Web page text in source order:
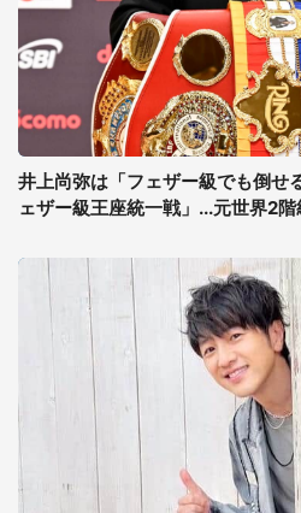
井上尚弥は「フェザー級でも倒せ
ェザー級王座統一戦」...元世界2